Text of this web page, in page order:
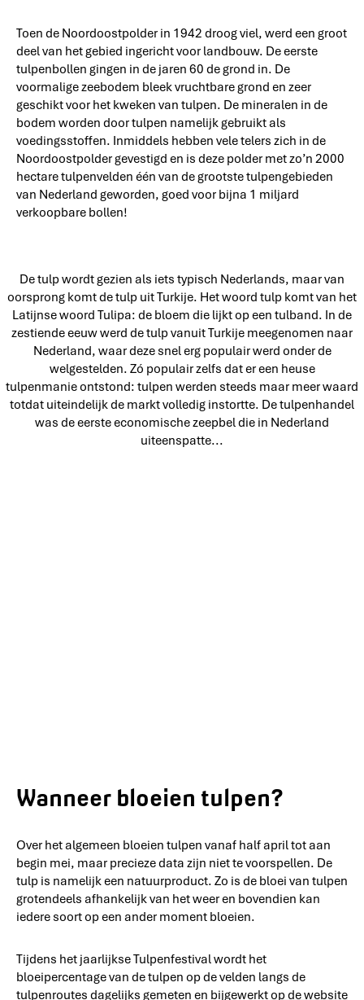
Toen de Noordoostpolder in 1942 droog viel, werd een groot
deel van het gebied ingericht voor landbouw. De eerste
tulpenbollen gingen in de jaren 60 de grond in. De
voormalige zeebodem bleek vruchtbare grond en zeer
geschikt voor het kweken van tulpen. De mineralen in de
bodem worden door tulpen namelijk gebruikt als
voedingsstoffen. Inmiddels hebben vele telers zich in de
Noordoostpolder gevestigd en is deze polder met zo’n 2000
hectare tulpenvelden één van de grootste tulpengebieden
van Nederland geworden, goed voor bijna 1 miljard
verkoopbare bollen!
De tulp wordt gezien als iets typisch Nederlands, maar van
oorsprong komt de tulp uit Turkije. Het woord tulp komt van het
Latijnse woord Tulipa: de bloem die lijkt op een tulband. In de
zestiende eeuw werd de tulp vanuit Turkije meegenomen naar
Nederland, waar deze snel erg populair werd onder de
welgestelden. Zó populair zelfs dat er een heuse
tulpenmanie ontstond: tulpen werden steeds maar meer waard
totdat uiteindelijk de markt volledig instortte. De tulpenhandel
was de eerste economische zeepbel die in Nederland
uiteenspatte...
Wanneer bloeien tulpen?
Over het algemeen bloeien tulpen vanaf half april tot aan
begin mei, maar precieze data zijn niet te voorspellen. De
tulp is namelijk een natuurproduct. Zo is de bloei van tulpen
grotendeels afhankelijk van het weer en bovendien kan
iedere soort op een ander moment bloeien.
Tijdens het jaarlijkse Tulpenfestival wordt het
bloeipercentage van de tulpen op de velden langs de
tulpenroutes dagelijks gemeten en bijgewerktop de website